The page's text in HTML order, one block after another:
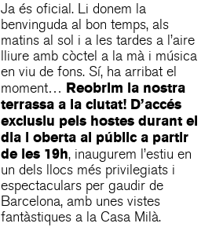
Ja és oficial. Li donem la
benvinguda al bon temps, als
matins al sol i a les tardes a l’aire
lliure amb còctel a la mà i música
en viu de fons. Sí, ha arribat el
moment… Reobrim la nostra
terrassa a la ciutat! D’accés
exclusiu pels hostes durant el
dia i oberta al públic a partir
de les 19h, inaugurem l’estiu en
un dels llocs més privilegiats i
espectaculars per gaudir de
Barcelona, amb unes vistes
fantàstiques a la Casa Milà.